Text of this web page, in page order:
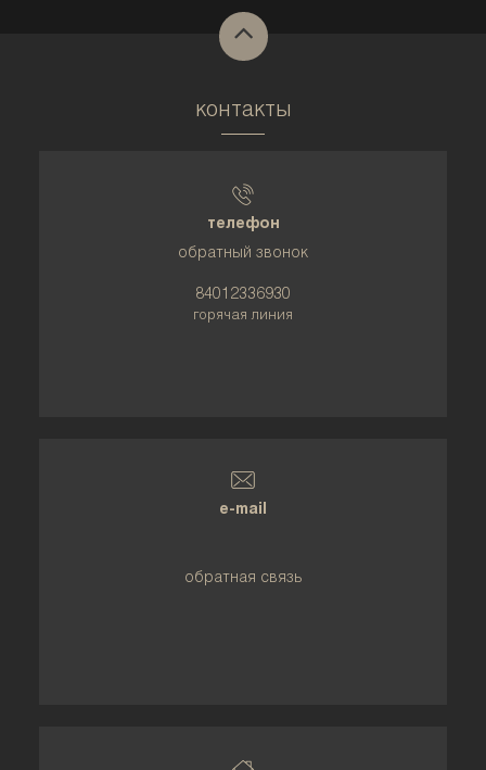
контакты
телефон
обратный звонок
84012336930
горячая линия
e-mail
обратная связь